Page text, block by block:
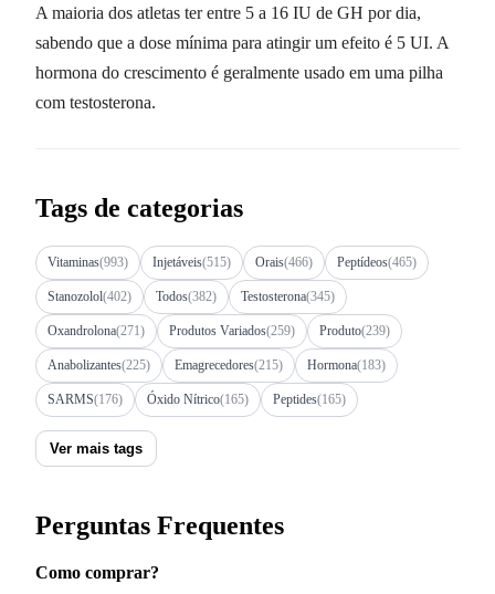
A maioria dos atletas ter entre 5 a 16 IU de GH por dia,
sabendo que a dose mínima para atingir um efeito é 5 UI. A
hormona do crescimento é geralmente usado em uma pilha
com testosterona.
Tags de categorias
Vitaminas(993) Injetáveis(515) Orais(466) Peptídeos(465)
Stanozolol(402) Todos(382) Testosterona(345)
Oxandrolona(271) Produtos Variados(259) Produto(239)
Anabolizantes(225) Emagrecedores(215) Hormona(183)
SARMS(176) Óxido Nítrico(165) Peptides(165)
Ver mais tags
Perguntas Frequentes
Como comprar?